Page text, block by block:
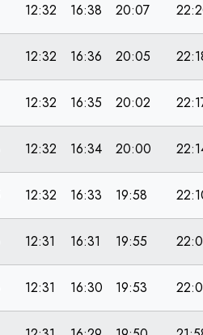
12:32 16:38 20:07
12:32 16:36 20:05
12:32 16:35 20:02
12:32 16:34 20:00
12:32 16:33 19:58
12:31 16:31 19:55
12:31 16:30 19:53